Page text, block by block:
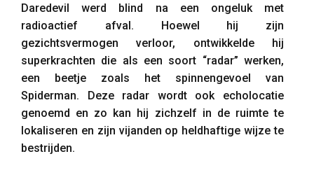
Daredevil werd blind na een ongeluk met
radioactief afval. Hoewel hij zijn
gezichtsvermogen verloor, ontwikkelde hij
superkrachten die als een soort “radar” werken,
een beetje zoals het spinnengevoel van
Spiderman. Deze radar wordt ook echolocatie
genoemd en zo kan hij zichzelf in de ruimte te
lokaliseren en zijn vijanden op heldhaftige wijze te
bestrijden.